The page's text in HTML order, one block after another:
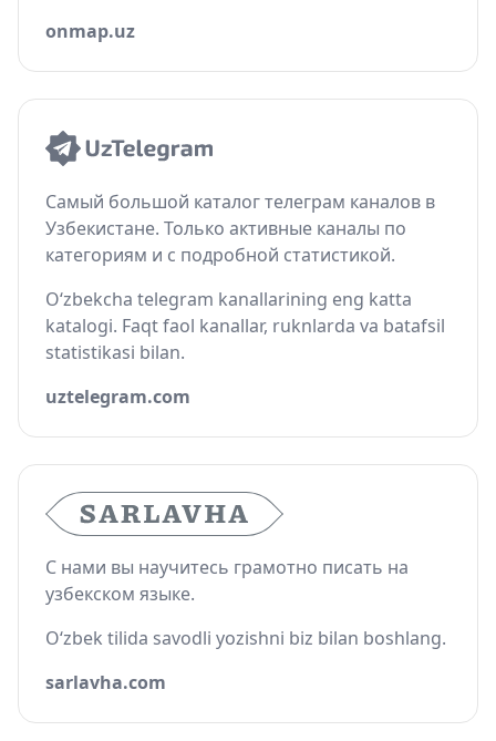
onmap.uz
Самый большой каталог телеграм каналов в
Узбекистане. Только активные каналы по
категориям и с подробной статистикой.
O‘zbekcha telegram kanallarining eng katta
katalogi. Faqt faol kanallar, ruknlarda va batafsil
statistikasi bilan.
uztelegram.com
С нами вы научитесь грамотно писать на
узбекском языке.
O‘zbek tilida savodli yozishni biz bilan boshlang.
sarlavha.com